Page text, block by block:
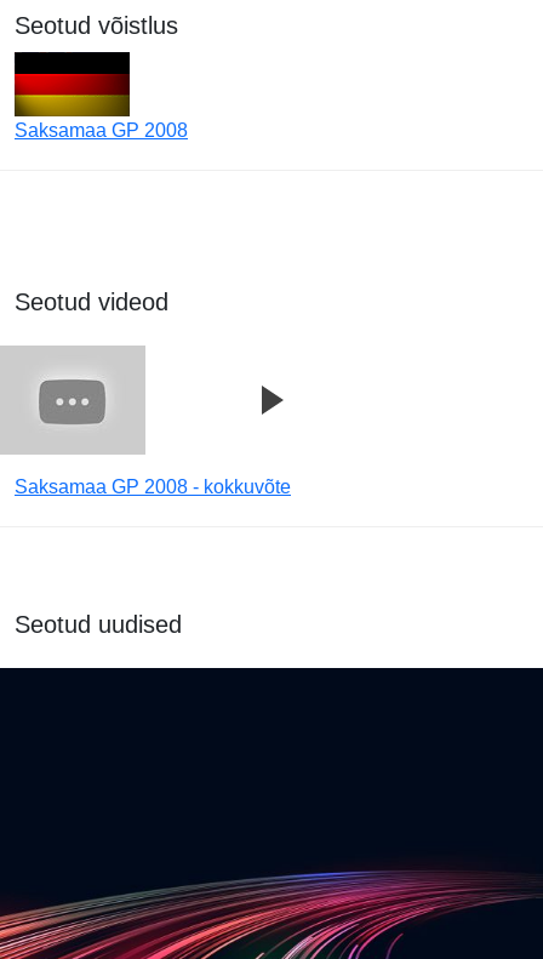
Seotud võistlus
Saksamaa GP 2008
Seotud videod
Saksamaa GP 2008 - kokkuvõte
Seotud uudised